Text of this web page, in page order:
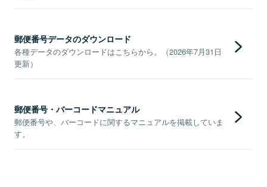
郵便番号データのダウンロード
各種データのダウンロードはこちらから。（2026年7月31日
更新）
郵便番号・バーコードマニュアル
郵便番号や、バーコードに関するマニュアルを掲載していま
す。